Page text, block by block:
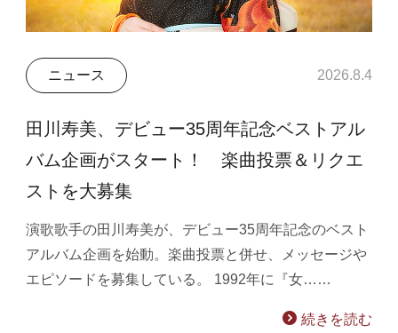
ニュース 2026.8.4
田川寿美、デビュー35周年記念ベストアル
バム企画がスタート！ 楽曲投票＆リクエ
ストを大募集
演歌歌手の田川寿美が、デビュー35周年記念のベスト
アルバム企画を始動。楽曲投票と併せ、メッセージや
エピソードを募集している。 1992年に『女……
続きを読む